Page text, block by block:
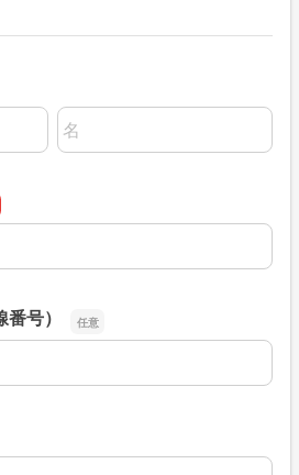
名前の名
号）
号）